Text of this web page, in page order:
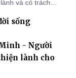
và có trách
sống
- Người
lành cho